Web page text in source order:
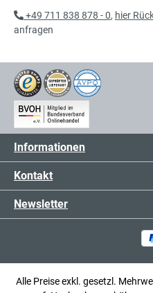
Schlitzplatte
Schlitzplatte
+49 711 838 878 - 0, hier
anfragen
Informationen
Kontakt
Newsletter
Alle Preise exkl. gesetzl.